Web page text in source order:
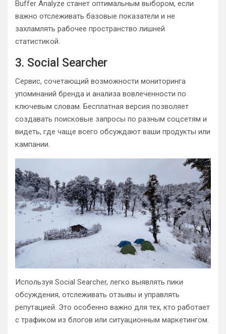
Buffer Analyze станет оптимальным выбором, если
важно отслеживать базовые показатели и не
захламлять рабочее пространство лишней
статистикой.
3. Social Searcher
Сервис, сочетающий возможности мониторинга
упоминаний бренда и анализа вовлеченности по
ключевым словам. Бесплатная версия позволяет
создавать поисковые запросы по разным соцсетям и
видеть, где чаще всего обсуждают ваши продукты или
кампании.
Используя Social Searcher, легко выявлять пики
обсуждения, отслеживать отзывы и управлять
репутацией. Это особенно важно для тех, кто работает
с трафиком из блогов или ситуационным маркетингом.